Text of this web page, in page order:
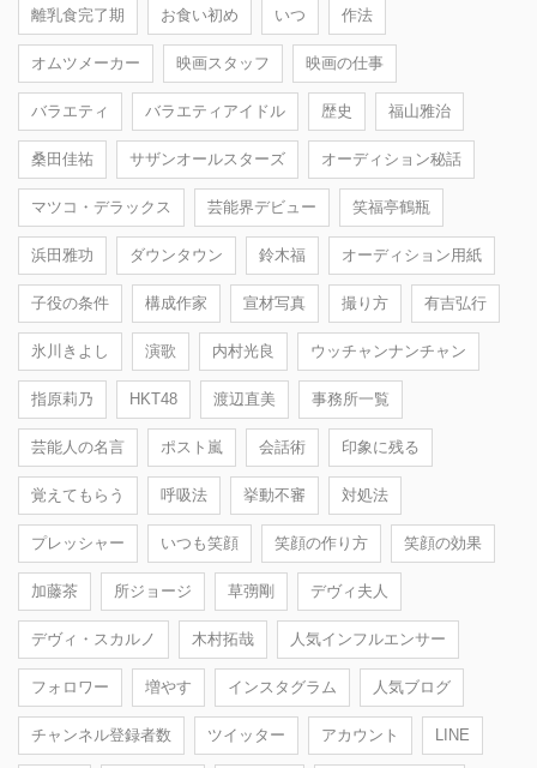
離乳食完了期 お食い初め いつ 作法
オムツメーカー 映画スタッフ 映画の仕事
バラエティ バラエティアイドル 歴史 福山雅治
桑田佳祐 サザンオールスターズ オーディション秘話
マツコ・デラックス 芸能界デビュー 笑福亭鶴瓶
浜田雅功 ダウンタウン 鈴木福 オーディション用紙
子役の条件 構成作家 宣材写真 撮り方 有吉弘行
氷川きよし 演歌 内村光良 ウッチャンナンチャン
指原莉乃 HKT48 渡辺直美 事務所一覧
芸能人の名言 ポスト嵐 会話術 印象に残る
覚えてもらう 呼吸法 挙動不審 対処法
プレッシャー いつも笑顔 笑顔の作り方 笑顔の効果
加藤茶 所ジョージ 草彅剛 デヴィ夫人
デヴィ・スカルノ 木村拓哉 人気インフルエンサー
フォロワー 増やす インスタグラム 人気ブログ
チャンネル登録者数 ツイッター アカウント LINE